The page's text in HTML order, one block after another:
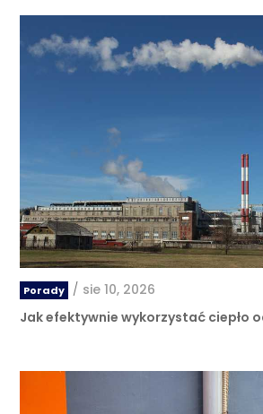
Porady / sie 10, 2026
Jak efektywnie wykorzystać ciepło